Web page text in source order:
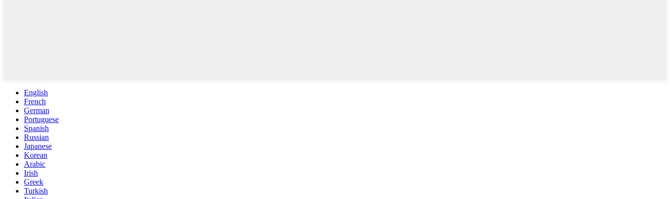
English
French
German
Portuguese
Spanish
Russian
Japanese
Korean
Arabic
Irish
Greek
Turkish